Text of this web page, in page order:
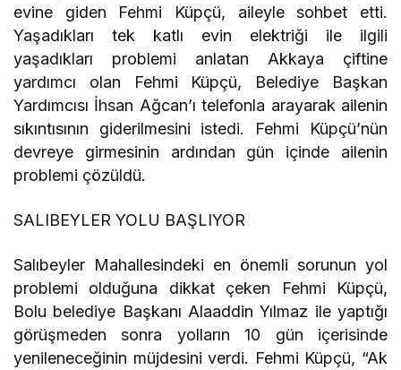
evine giden Fehmi Küpçü, aileyle sohbet etti.
Yaşadıkları tek katlı evin elektriği ile ilgili
yaşadıkları problemi anlatan Akkaya çiftine
yardımcı olan Fehmi Küpçü, Belediye Başkan
Yardımcısı İhsan Ağcan’ı telefonla arayarak ailenin
sıkıntısının giderilmesini istedi. Fehmi Küpçü’nün
devreye girmesinin ardından gün içinde ailenin
problemi çözüldü.
SALIBEYLER YOLU BAŞLIYOR
Salıbeyler Mahallesindeki en önemli sorunun yol
problemi olduğuna dikkat çeken Fehmi Küpçü,
Bolu belediye Başkanı Alaaddin Yılmaz ile yaptığı
görüşmeden sonra yolların 10 gün içerisinde
yenileneceğinin müjdesini verdi. Fehmi Küpçü, “Ak